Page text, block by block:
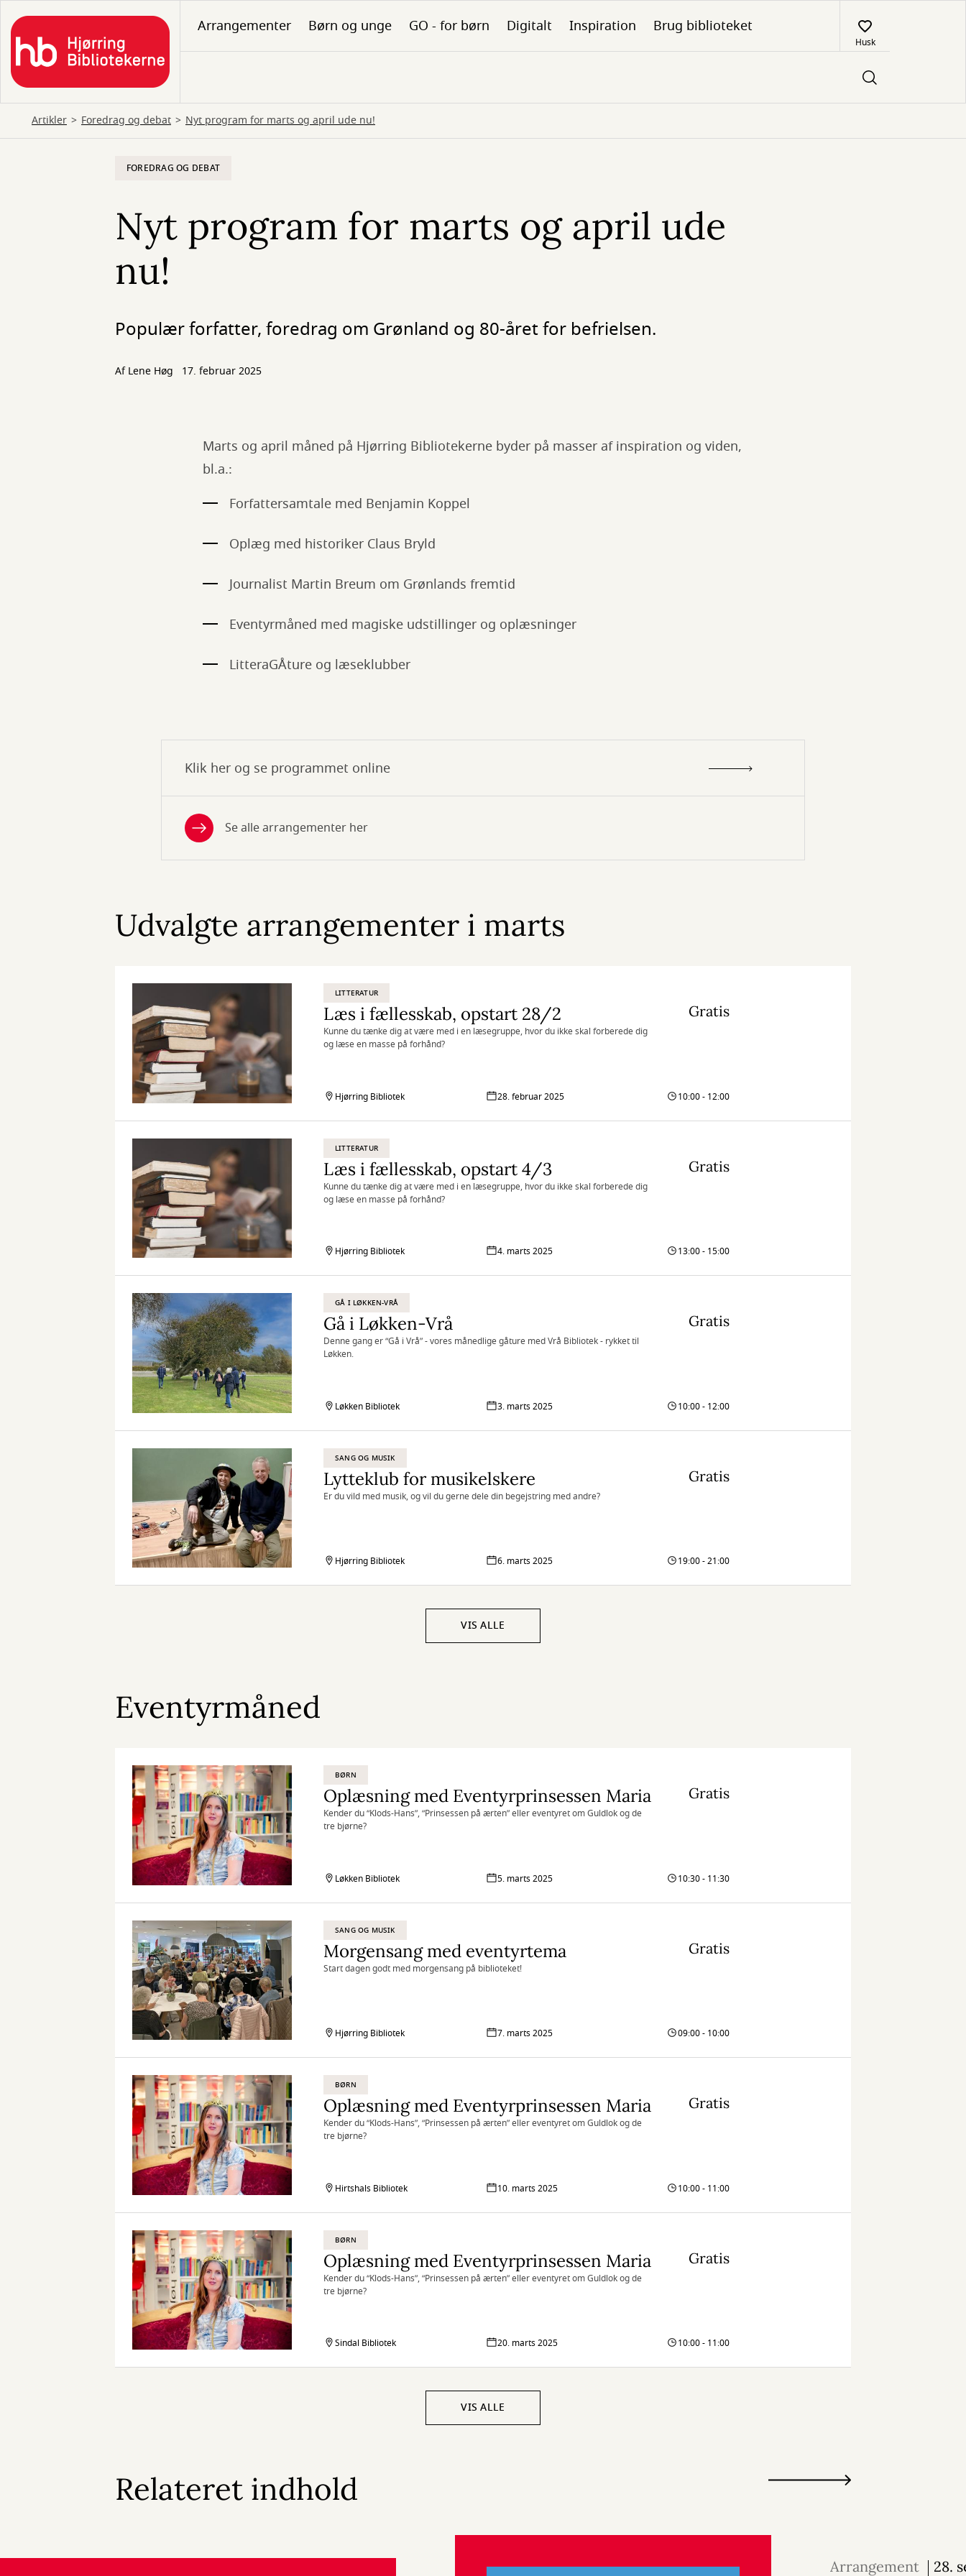
hovedindhold
Arrangementer Børn og unge GO - for børn Digitalt Inspiration Brug biblioteket
Husk
Artikler Foredrag og debat Nyt program for marts og april ude nu!
FOREDRAG OG DEBAT
Nyt program for marts og april ude
nu!
Populær forfatter, foredrag om Grønland og 80-året for befrielsen.
Af Lene Høg 17. februar 2025
Marts og april måned på Hjørring Bibliotekerne byder på masser af inspiration og viden,
bl.a.:
Forfattersamtale med Benjamin Koppel
Oplæg med historiker Claus Bryld
Journalist Martin Breum om Grønlands fremtid
Eventyrmåned med magiske udstillinger og oplæsninger
LitteraGÅture og læseklubber
Klik her og se programmet online
Se alle arrangementer her
Udvalgte arrangementer i marts
LITTERATUR
Læs i fællesskab, opstart 28/2
Kunne du tænke dig at være med i en læsegruppe, hvor du ikke skal forberede dig
og læse en masse på forhånd?
Gratis
Hjørring Bibliotek 28. februar 2025 10:00 - 12:00
LITTERATUR
Læs i fællesskab, opstart 4/3
Kunne du tænke dig at være med i en læsegruppe, hvor du ikke skal forberede dig
og læse en masse på forhånd?
Gratis
Hjørring Bibliotek 4. marts 2025 13:00 - 15:00
GÅ I LØKKEN-VRÅ
Gå i Løkken-Vrå
Denne gang er “Gå i Vrå” - vores månedlige gåture med Vrå Bibliotek - rykket til
Løkken.
Gratis
Løkken Bibliotek 3. marts 2025 10:00 - 12:00
SANG OG MUSIK
Lytteklub for musikelskere
Er du vild med musik, og vil du gerne dele din begejstring med andre?
Gratis
Hjørring Bibliotek 6. marts 2025 19:00 - 21:00
VIS ALLE
Eventyrmåned
BØRN
Oplæsning med Eventyrprinsessen Maria
Kender du “Klods-Hans”, “Prinsessen på ærten” eller eventyret om Guldlok og de
tre bjørne?
Gratis
Løkken Bibliotek 5. marts 2025 10:30 - 11:30
SANG OG MUSIK
Morgensang med eventyrtema
Start dagen godt med morgensang på biblioteket!
Gratis
Hjørring Bibliotek 7. marts 2025 09:00 - 10:00
BØRN
Oplæsning med Eventyrprinsessen Maria
Kender du “Klods-Hans”, “Prinsessen på ærten” eller eventyret om Guldlok og de
tre bjørne?
Gratis
Hirtshals Bibliotek 10. marts 2025 10:00 - 11:00
BØRN
Oplæsning med Eventyrprinsessen Maria
Kender du “Klods-Hans”, “Prinsessen på ærten” eller eventyret om Guldlok og de
tre bjørne?
Gratis
Sindal Bibliotek 20. marts 2025 10:00 - 11:00
VIS ALLE
Relateret indhold
Arrangement 28.